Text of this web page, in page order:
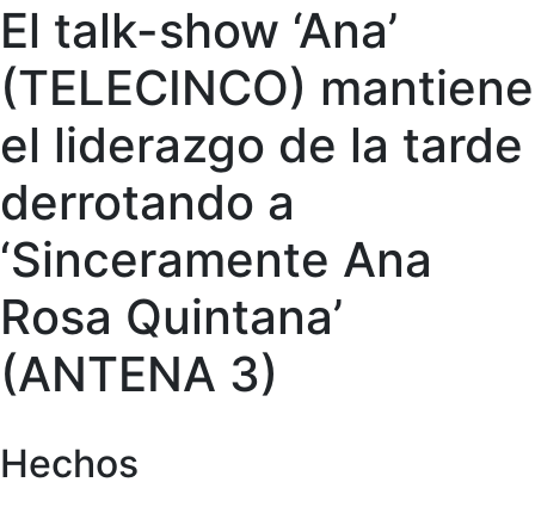
El talk-show ‘Ana’
(TELECINCO) mantiene
el liderazgo de la tarde
derrotando a
‘Sinceramente Ana
Rosa Quintana’
(ANTENA 3)
Hechos